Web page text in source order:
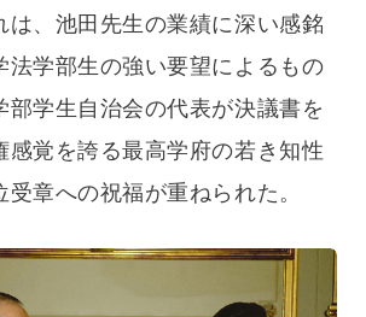
は、池田先生の業績に深い感銘
法学部生の強い要望によるもの
部学生自治会の代表が決議書を
感覚を誇る最高学府の若き知性
章への祝福が重ねられた。